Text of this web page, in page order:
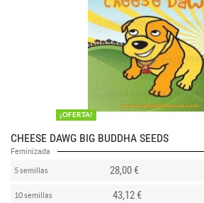
¡OFERTA!
CHEESE DAWG BIG BUDDHA SEEDS
Feminizada
5 semillas 28,00 €
10 semillas 43,12 €